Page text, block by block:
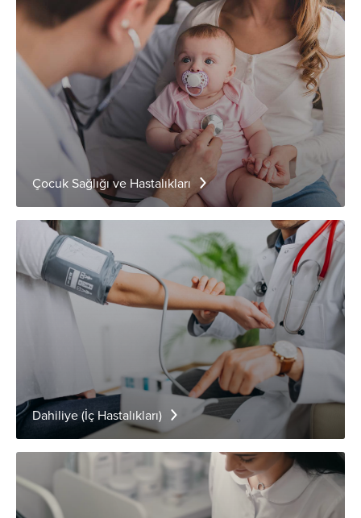
Çocuk Sağlığı ve Hastalıkları
Dahiliye (İç Hastalıkları)